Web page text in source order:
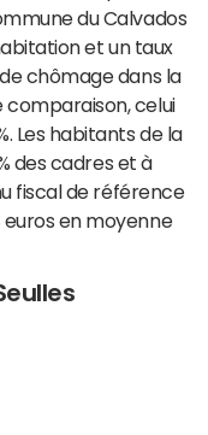
du Calvados
et un taux
chômage dans la
comparaison, celui
Les habitants de la
des cadres et à
fiscal de référence
en moyenne